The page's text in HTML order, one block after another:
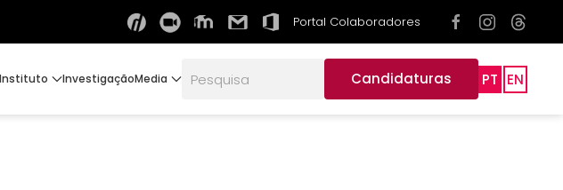
Portal Colaboradores
Instituto InvestigaçãoMedia Candidaturas PT EN